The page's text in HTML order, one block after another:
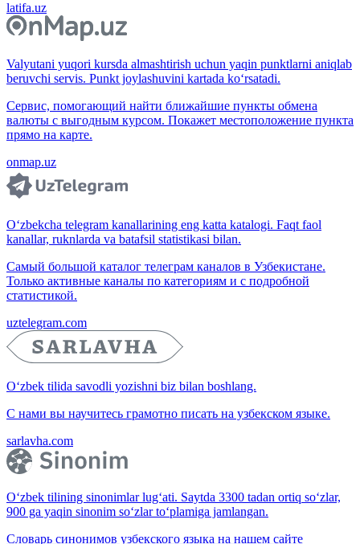
latifa.uz
Valyutani yuqori kursda almashtirish uchun yaqin punktlarni aniqlab
beruvchi servis. Punkt joylashuvini kartada ko‘rsatadi.
Сервис, помогающий найти ближайшие пункты обмена
валюты с выгодным курсом. Покажет местоположение пункта
прямо на карте.
onmap.uz
O‘zbekcha telegram kanallarining eng katta katalogi. Faqt faol
kanallar, ruknlarda va batafsil statistikasi bilan.
Самый большой каталог телеграм каналов в Узбекистане.
Только активные каналы по категориям и с подробной
статистикой.
uztelegram.com
O‘zbek tilida savodli yozishni biz bilan boshlang.
С нами вы научитесь грамотно писать на узбекском языке.
sarlavha.com
O‘zbek tilining sinonimlar lug‘ati. Saytda 3300 tadan ortiq so‘zlar,
900 ga yaqin sinonim so‘zlar to‘plamiga jamlangan.
Словарь синонимов узбекского языка на нашем сайте